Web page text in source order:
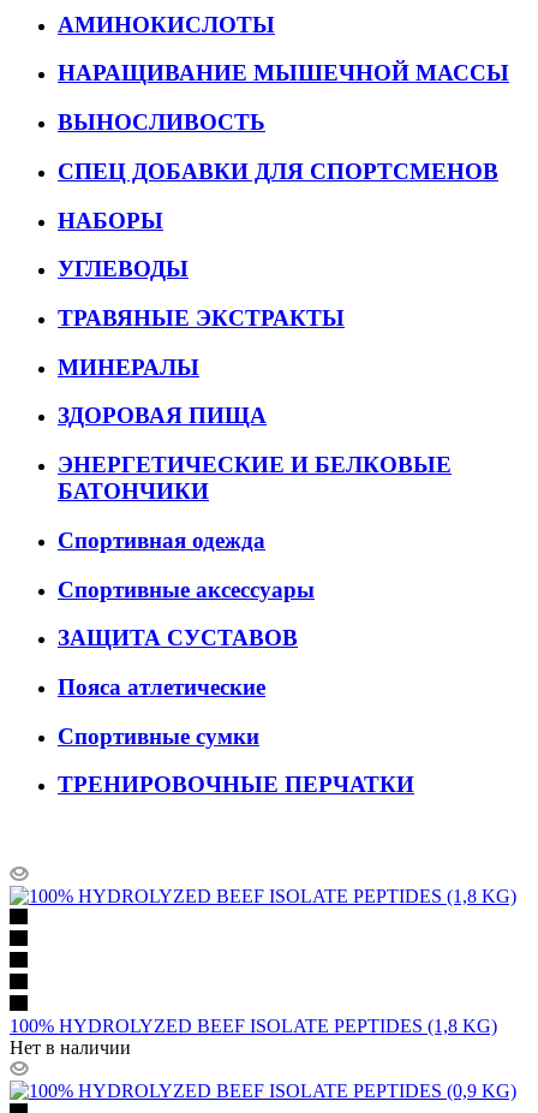
АМИНОКИСЛОТЫ
НАРАЩИВАНИЕ МЫШЕЧНОЙ МАССЫ
ВЫНОСЛИВОСТЬ
СПЕЦ ДОБАВКИ ДЛЯ СПОРТСМЕНОВ
НАБОРЫ
УГЛЕВОДЫ
ТРАВЯНЫЕ ЭКСТРАКТЫ
МИНЕРАЛЫ
ЗДОРОВАЯ ПИЩА
ЭНЕРГЕТИЧЕСКИЕ И БЕЛКОВЫЕ
БАТОНЧИКИ
Спортивная одежда
Спортивные аксессуары
ЗАЩИТА СУСТАВОВ
Пояса атлетические
Спортивные сумки
ТРЕНИРОВОЧНЫЕ ПЕРЧАТКИ
100% HYDROLYZED BEEF ISOLATE PEPTIDES (1,8 KG)
Нет в наличии